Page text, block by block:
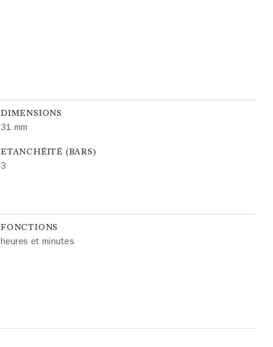
DIMENSIONS
31 mm
ETANCHÉITÉ (BARS)
3
FONCTIONS
heures et minutes